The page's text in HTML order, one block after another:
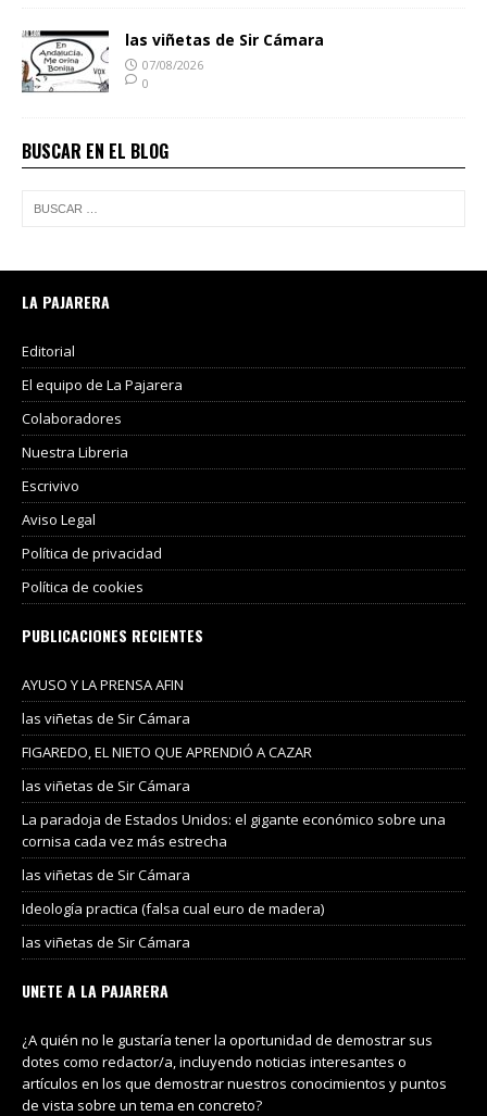
las viñetas de Sir Cámara
07/08/2026
0
BUSCAR EN EL BLOG
LA PAJARERA
Editorial
El equipo de La Pajarera
Colaboradores
Nuestra Libreria
Escrivivo
Aviso Legal
Política de privacidad
Política de cookies
PUBLICACIONES RECIENTES
AYUSO Y LA PRENSA AFIN
las viñetas de Sir Cámara
FIGAREDO, EL NIETO QUE APRENDIÓ A CAZAR
las viñetas de Sir Cámara
La paradoja de Estados Unidos: el gigante económico sobre una
cornisa cada vez más estrecha
las viñetas de Sir Cámara
Ideología practica (falsa cual euro de madera)
las viñetas de Sir Cámara
UNETE A LA PAJARERA
¿A quién no le gustaría tener la oportunidad de demostrar sus
dotes como redactor/a, incluyendo noticias interesantes o
artículos en los que demostrar nuestros conocimientos y puntos
de vista sobre un tema en concreto?